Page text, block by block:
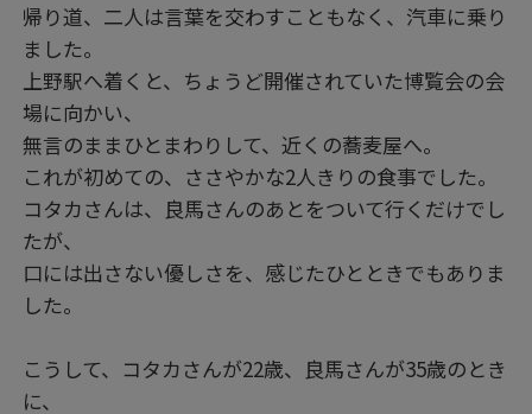
帰り道、二人は言葉を交わすこともなく、汽車に乗り
ました。
上野駅へ着くと、ちょうど開催されていた博覧会の会
場に向かい、
無言のままひとまわりして、近くの蕎麦屋へ。
これが初めての、ささやかな2人きりの食事でした。
コタカさんは、良馬さんのあとをついて行くだけでし
たが、
口には出さない優しさを、感じたひとときでもありま
した。
こうして、コタカさんが22歳、良馬さんが35歳のとき
に、